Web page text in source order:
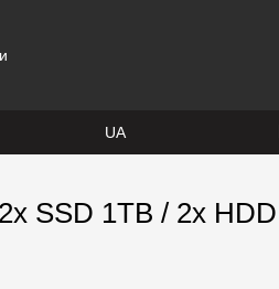
UA
SSD 1TB / 2x HDD